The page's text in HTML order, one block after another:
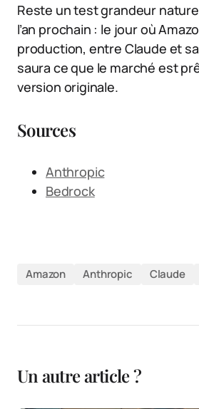
Reste un test grandeur
l’an prochain : le jour où
production, entre Claude et
saura ce que le marché est
version originale.
Sources
Anthropic
Bedrock
Amazon Anthropic Claude
Un autre article ?